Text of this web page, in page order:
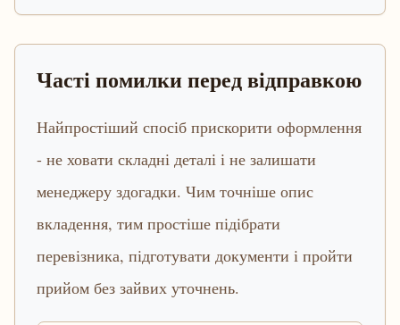
Часті помилки перед відправкою
Найпростіший спосіб прискорити оформлення
- не ховати складні деталі і не залишати
менеджеру здогадки. Чим точніше опис
вкладення, тим простіше підібрати
перевізника, підготувати документи і пройти
прийом без зайвих уточнень.